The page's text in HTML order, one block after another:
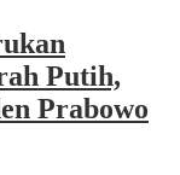
Putih,
Prabowo